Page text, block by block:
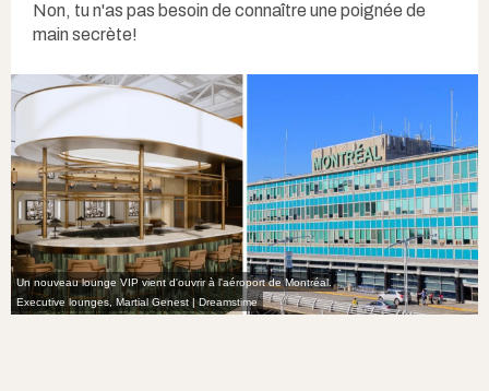
Non, tu n'as pas besoin de connaître une poignée de
main secrète!
Un nouveau lounge VIP vient d'ouvrir à l'aéroport de Montréal.
Executive lounges, Martial Genest | Dreamstime